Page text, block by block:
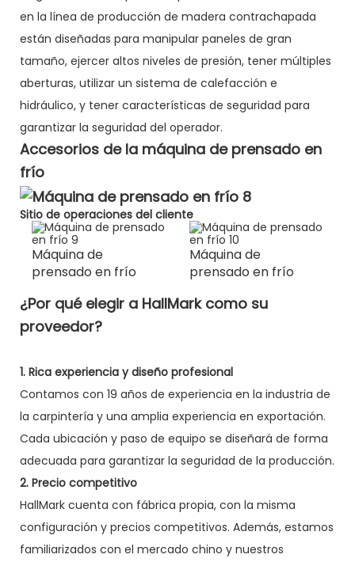
en la línea de producción de madera contrachapada
están diseñadas para manipular paneles de gran
tamaño, ejercer altos niveles de presión, tener múltiples
aberturas, utilizar un sistema de calefacción e
hidráulico, y tener características de seguridad para
garantizar la seguridad del operador.
Accesorios de la máquina de prensado en
frío
Sitio de operaciones del cliente
Máquina de
prensado en frío
Máquina de
prensado en frío
¿Por qué elegir a HallMark como su
proveedor?
1. Rica experiencia y diseño profesional
Contamos con 19 años de experiencia en la industria de
la carpintería y una amplia experiencia en exportación.
Cada ubicación y paso de equipo se diseñará de forma
adecuada para garantizar la seguridad de la producción.
2. Precio competitivo
HallMark cuenta con fábrica propia, con la misma
configuración y precios competitivos. Además, estamos
familiarizados con el mercado chino y nuestros